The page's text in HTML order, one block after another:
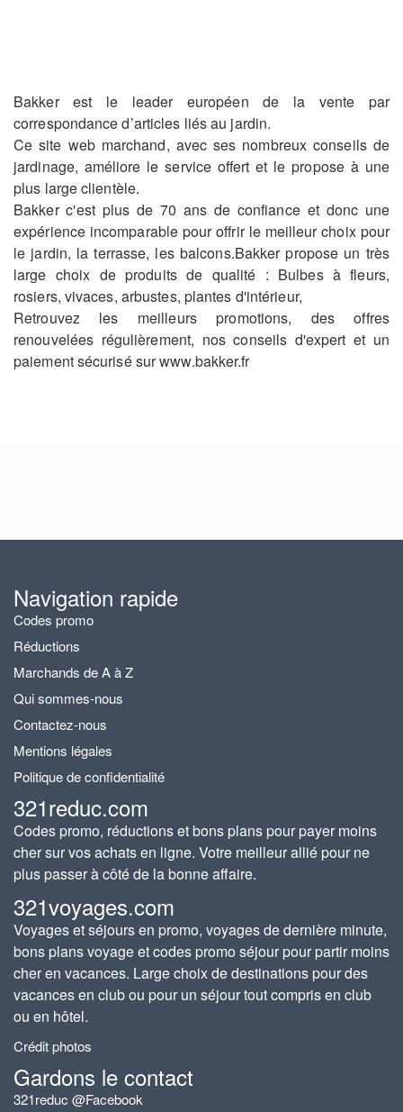
Bakker est le leader européen de la vente par
correspondance d’articles liés au jardin.
Ce site web marchand, avec ses nombreux conseils de
jardinage, améliore le service offert et le propose à une
plus large clientèle.
Bakker c'est plus de 70 ans de confiance et donc une
expérience incomparable pour offrir le meilleur choix pour
le jardin, la terrasse, les balcons.Bakker propose un très
large choix de produits de qualité : Bulbes à fleurs,
rosiers, vivaces, arbustes, plantes d'intérieur,
Retrouvez les meilleurs promotions, des offres
renouvelées régulièrement, nos conseils d'expert et un
paiement sécurisé sur www.bakker.fr
Navigation rapide
Codes promo
Réductions
Marchands de A à Z
Qui sommes-nous
Contactez-nous
Mentions légales
Politique de confidentialité
321reduc.com
Codes promo, réductions et bons plans pour payer moins
cher sur vos achats en ligne. Votre meilleur allié pour ne
plus passer à côté de la bonne affaire.
321voyages.com
Voyages et séjours en promo, voyages de dernière minute,
bons plans voyage et codes promo séjour pour partir moins
cher en vacances. Large choix de destinations pour des
vacances en club ou pour un séjour tout compris en club
ou en hôtel.
Crédit photos
Gardons le contact
321reduc @Facebook